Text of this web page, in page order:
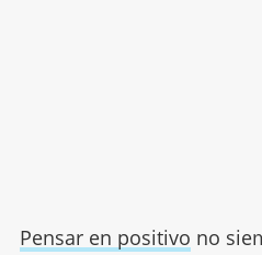
Pensar en positivo no